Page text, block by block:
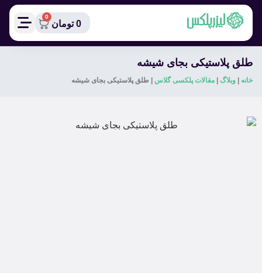
0 تومان
0
طلق پلاستیکی بجای شیشه
خانه | وبلاگ | مقالات پلکسی گلاس | طلق پلاستیکی بجای شیشه